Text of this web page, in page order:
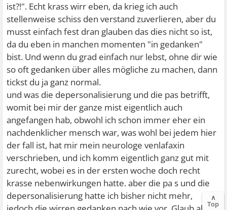
ist?!". Echt krass wirr eben, da krieg ich auch
stellenweise schiss den verstand zuverlieren, aber du
musst einfach fest dran glauben das dies nicht so ist,
da du eben in manchen momenten "in gedanken"
bist. Und wenn du grad einfach nur lebst, ohne dir wie
so oft gedanken über alles mögliche zu machen, dann
tickst du ja ganz normal.
und was die depersonalisierung und die pas betrifft,
womit bei mir der ganze mist eigentlich auch
angefangen hab, obwohl ich schon immer eher ein
nachdenklicher mensch war, was wohl bei jedem hier
der fall ist, hat mir mein neurologe venlafaxin
verschrieben, und ich komm eigentlich ganz gut mit
zurecht, wobei es in der ersten woche doch recht
krasse nebenwirkungen hatte. aber die pa s und die
depersonalisierung hatte ich bisher nicht mehr,
∧
Top